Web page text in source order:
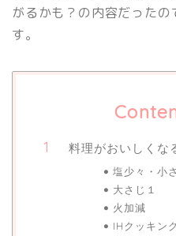
がるかも？の内容だった
す。
料理がおいしくな
塩少々・小
大さじ１
火加減
IHクッキン